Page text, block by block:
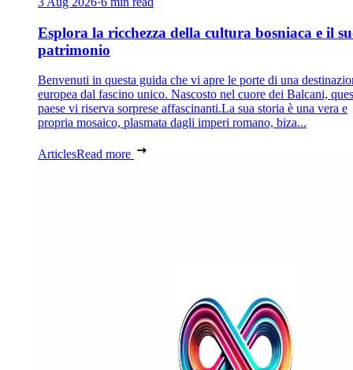
Esplora la ricchezza della cultura bosniaca e il
patrimonio
Benvenuti in questa guida che vi apre le porte di una
europea dal fascino unico. Nascosto nel cuore dei Balcani,
paese vi riserva sorprese affascinanti.La sua storia è una vera e
propria mosaico, plasmata dagli imperi romano, biza...
ArticlesRead more